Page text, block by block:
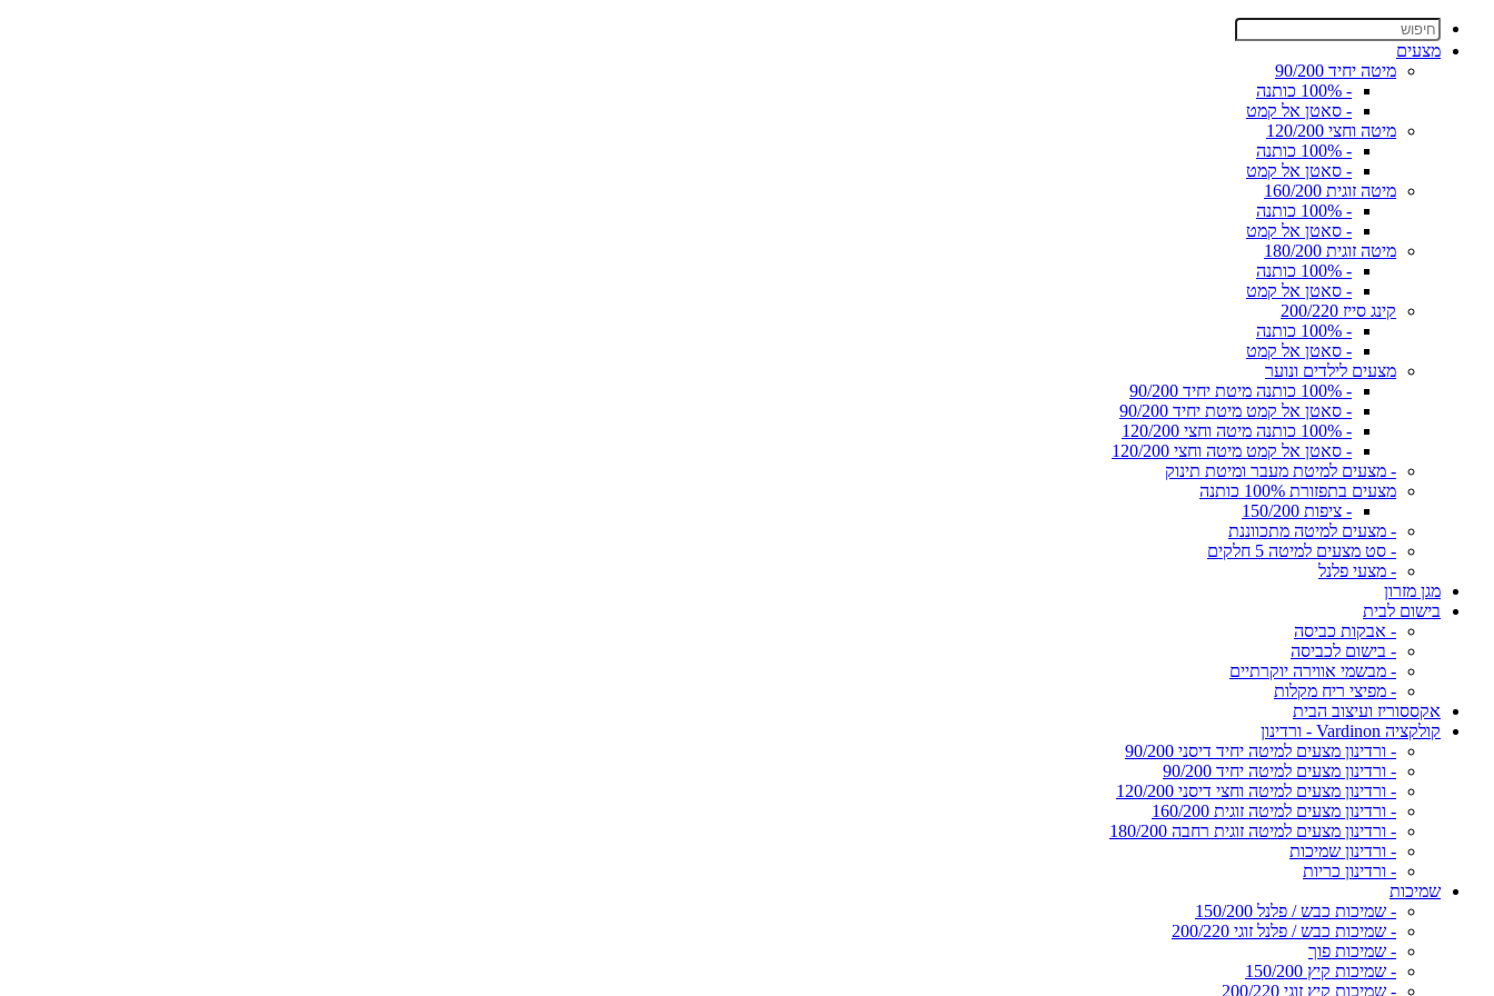
מצעים
מיטה יחיד 90/200
- 100% כותנה
- סאטן אל קמט
מיטה וחצי 120/200
- 100% כותנה
- סאטן אל קמט
מיטה זוגית 160/200
- 100% כותנה
- סאטן אל קמט
מיטה זוגית 180/200
- 100% כותנה
- סאטן אל קמט
קינג סייז 200/220
- 100% כותנה
- סאטן אל קמט
מצעים לילדים ונוער
- 100% כותנה מיטת יחיד 90/200
- סאטן אל קמט מיטת יחיד 90/200
- 100% כותנה מיטה וחצי 120/200
- סאטן אל קמט מיטה וחצי 120/200
- מצעים למיטת מעבר ומיטת תינוק
מצעים בתפזורת 100% כותנה
- ציפות 150/200
- מצעים למיטה מתכווננת
- סט מצעים למיטה 5 חלקים
- מצעי פלנל
מגן מזרון
בישום לבית
- אבקות כביסה
- בישום לכביסה
- מבשמי אווירה יוקרתיים
- מפיצי ריח מקלות
אקססוריז ועיצוב הבית
קולקציה Vardinon - ורדינון
- ורדינון מצעים למיטה יחיד דיסני 90/200
- ורדינון מצעים למיטה יחיד 90/200
- ורדינון מצעים למיטה וחצי דיסני 120/200
- ורדינון מצעים למיטה זוגית 160/200
- ורדינון מצעים למיטה זוגית רחבה 180/200
- ורדינון שמיכות
- ורדינון כריות
שמיכות
- שמיכות כבש / פלנל 150/200
- שמיכות כבש / פלנל זוגי 200/220
- שמיכות פוך
- שמיכות קיץ 150/200
- שמיכות קיץ זוגי 200/220